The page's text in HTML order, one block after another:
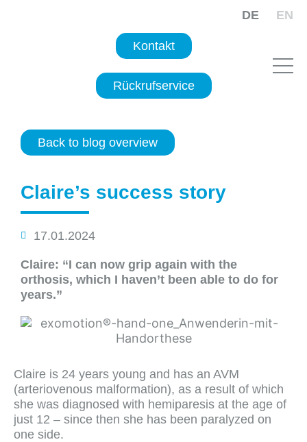
DE EN
Kontakt
Rückrufservice
Back to blog overview
Claire’s success story
17.01.2024
Claire: “I can now grip again with the
orthosis, which I haven’t been able to do for
years.”
Claire is 24 years young and has an AVM
(arteriovenous malformation), as a result of which
she was diagnosed with hemiparesis at the age of
just 12 – since then she has been paralyzed on
one side.